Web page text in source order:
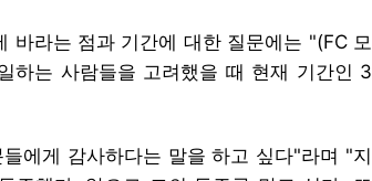
바라는 점과 기간에 대한 질문에는 "(FC 모
하는 사람들을 고려했을 때 현재 기간인 3
에게 감사하다는 말을 하고 싶다"라며 "지